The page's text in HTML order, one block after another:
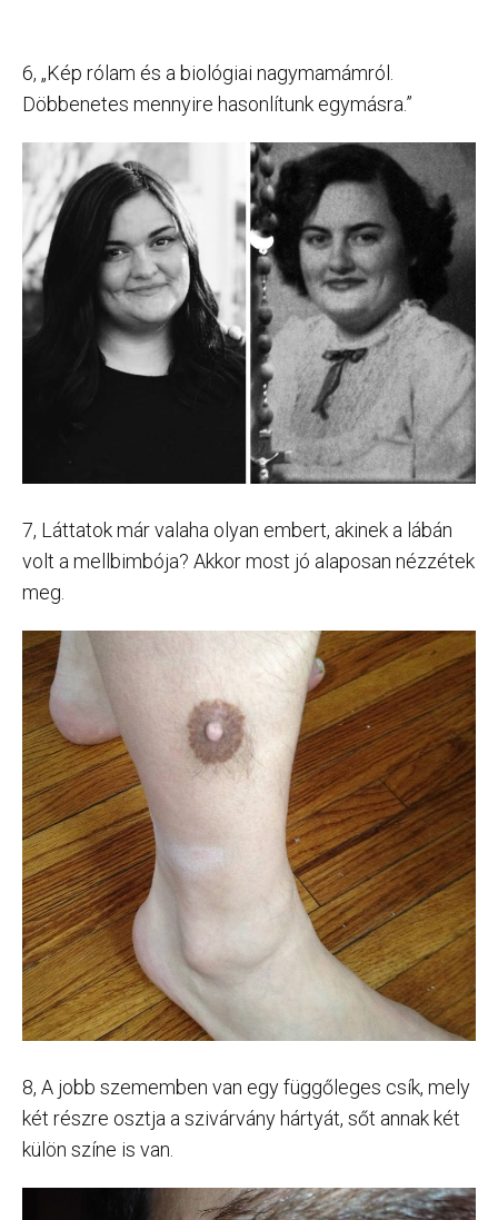
6, „Kép rólam és a biológiai nagymamámról.
Döbbenetes mennyire hasonlítunk egymásra.”
7, Láttatok már valaha olyan embert, akinek a lábán
volt a mellbimbója? Akkor most jó alaposan nézzétek
meg.
8, A jobb szememben van egy függőleges csík, mely
két részre osztja a szivárvány hártyát, sőt annak két
külön színe is van.